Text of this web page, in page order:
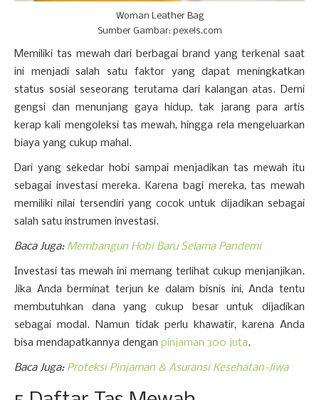
Woman Leather Bag
Sumber Gambar: pexels.com
Memiliki tas mewah dari berbagai brand yang terkenal saat
ini menjadi salah satu faktor yang dapat meningkatkan
status sosial seseorang terutama dari kalangan atas. Demi
gengsi dan menunjang gaya hidup, tak jarang para artis
kerap kali mengoleksi tas mewah, hingga rela mengeluarkan
biaya yang cukup mahal.
Dari yang sekedar hobi sampai menjadikan tas mewah itu
sebagai investasi mereka. Karena bagi mereka, tas mewah
memiliki nilai tersendiri yang cocok untuk dijadikan sebagai
salah satu instrumen investasi.
Baca Juga: Membangun Hobi Baru Selama Pandemi
Investasi tas mewah ini memang terlihat cukup menjanjikan.
Jika Anda berminat terjun ke dalam bisnis ini, Anda tentu
membutuhkan dana yang cukup besar untuk dijadikan
sebagai modal. Namun tidak perlu khawatir, karena Anda
bisa mendapatkannya dengan pinjaman 300 juta.
Baca Juga: Proteksi Pinjaman & Asuransi Kesehatan-Jiwa